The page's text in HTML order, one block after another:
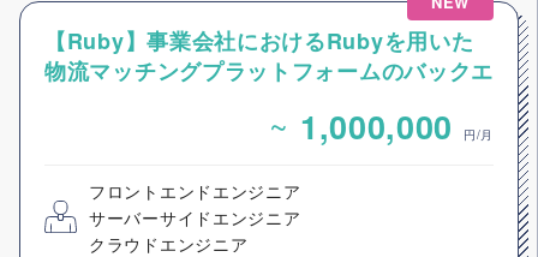
【Ruby】事業会社におけるRubyを用いた
物流マッチングプラットフォームのバックエ
~ 1,000,000 円/月
フロントエンドエンジニア
サーバーサイドエンジニア
クラウドエンジニア